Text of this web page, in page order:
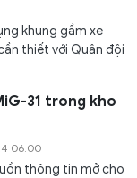
khung gầm xe
thiết với Quân đội
31 trong kho
06:00
thông tin mở cho